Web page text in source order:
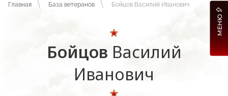
Главная База ветеранов Бойцов Василий Иванович
Бойцов Василий
Иванович
МЕНЮ